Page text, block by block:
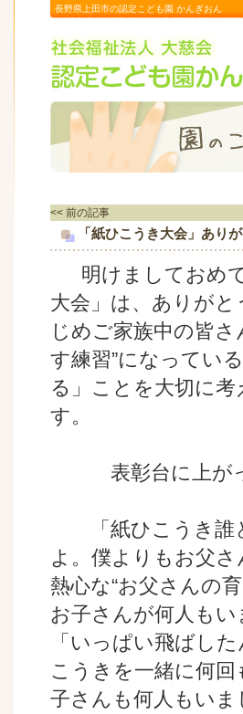
長野県上田市の認定こども園 かんぎおん
<< 前の記事
「紙ひこうき大会」あり
明けましておめ
大会」は、ありが
じめご家族中の皆さ
す練習”になってい
る」ことを大切に
す。
表彰台に上がっ
「紙ひこうき誰
よ。僕よりもお父
熱心な“お父さんの
お子さんが何人も
「いっぱい飛ばし
こうきを一緒に何
子さんも何人も